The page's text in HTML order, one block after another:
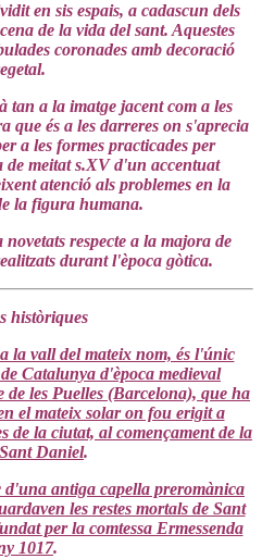
en sis espais, a cadascun dels
de la vida del sant. Aquestes
coronades amb decoració
tan a la imatge jacent com a les
que és a les darreres on s'aprecia
a les formes practicades per
meitat s.XV d'un accentuat
atenció als problemes en la
la figura humana.
respecte a la majora de
durant l'època gòtica.
històriques
la vall del mateix nom, és l'únic
Catalunya d'època medieval
de les Puelles (Barcelona), que ha
el mateix solar on fou erigit a
de la ciutat, al començament de la
Daniel.
d'una antiga capella preromànica
les restes mortals de Sant
per la comtessa Ermessenda
1017.